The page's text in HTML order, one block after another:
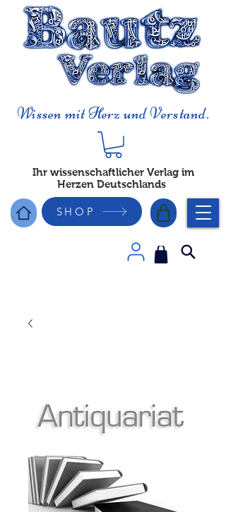
Wissen mit Herz und Verstand.
Ihr wissenschaftlicher Verlag im
Herzen Deutschlands
SHOP